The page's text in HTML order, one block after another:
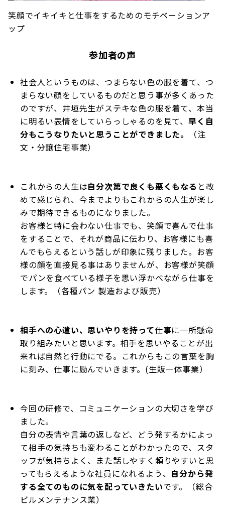
笑顔でイキイキと仕事をするためのモチベーションア
ップ
参加者の声
社会人というものは、つまらない色の服を着て、つ
まらない顔をしているものだと思う事が多くあった
のですが、井垣先生がステキな色の服を着て、本当
に明るい表情をしていらっしゃるのを見て、 早く自
分もこうなりたいと思うことができました。
（注
文・分譲住宅事業）
これからの人生は自分次第で良くも悪くもなる と改
めて感じられ、今までよりもこれからの人生が楽し
みで期待できるものになりました。
お客様と特に会わない仕事でも、笑顔で喜んで仕事
をすることで、それが商品に伝わり、お客様にも喜
んでもらえるという話しが印象に残りました。お客
様の顔を直接見る事はありませんが、お客様が笑顔
でパンを食べている様子を思い浮かべながら仕事を
します。（各種パン 製造および販売）
相手への心遣い、思いやりを持って仕事に一所懸命
取り組みたいと思います。相手を思いやることが出
来れば自然と行動にでる。これからもこの言葉を胸
に刻み、仕事に励んでいきます。(生販一体事業）
今回の研修で、コミュニケーションの大切さを学び
ました。
自分の表情や言葉の返しなど、どう発するかによっ
て相手の気持ちも変わることがわかったので、スタ
ッフが気持ちよく、また話しやすく頼りやすいと思
ってもらえるような社員になれるよう、 自分から発
する全てのものに気を配っていきたいです。（総合
ビルメンテナンス業）